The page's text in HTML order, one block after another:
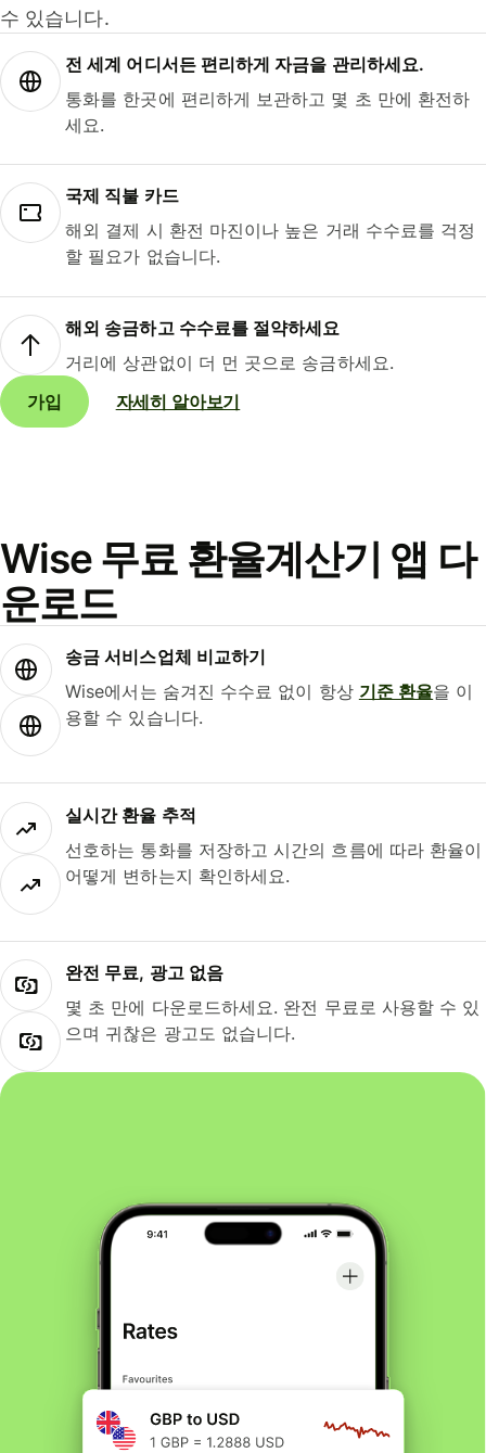
수 있습니다.
전 세계 어디서든 편리하게 자금을 관리하세요.
통화를 한곳에 편리하게 보관하고 몇 초 만에 환전하
세요.
국제 직불 카드
해외 결제 시 환전 마진이나 높은 거래 수수료를 걱정
할 필요가 없습니다.
해외 송금하고 수수료를 절약하세요
거리에 상관없이 더 먼 곳으로 송금하세요.
가입
자세히 알아보기
Wise 무료 환율계산기 앱 다
운로드
송금 서비스업체 비교하기
Wise에서는 숨겨진 수수료 없이 항상 기준 환율을 이
용할 수 있습니다.
실시간 환율 추적
선호하는 통화를 저장하고 시간의 흐름에 따라 환율이
어떻게 변하는지 확인하세요.
완전 무료, 광고 없음
몇 초 만에 다운로드하세요. 완전 무료로 사용할 수 있
으며 귀찮은 광고도 없습니다.